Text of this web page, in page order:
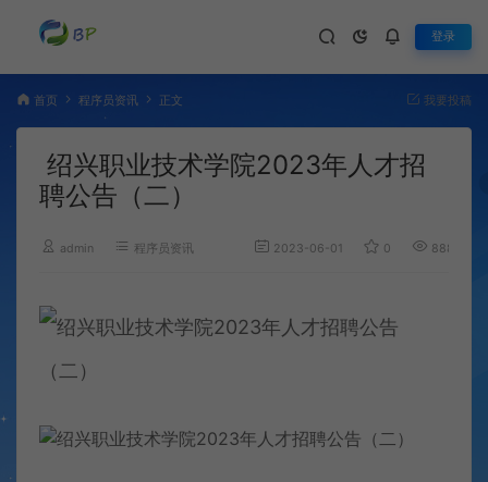
登录
首页 程序员资讯 正文 我要投稿
绍兴职业技术学院2023年人才招
聘公告（二）
admin 程序员资讯 2023-06-01 0 888